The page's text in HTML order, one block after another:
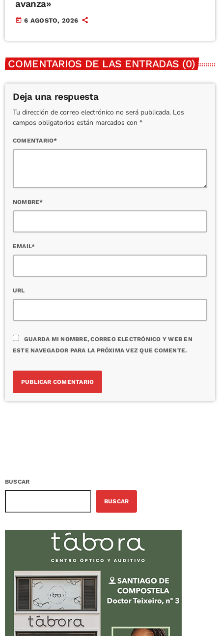
avanza»
today 6 AGOSTO, 2026
COMENTARIOS DE LAS ENTRADAS (0)
Deja una respuesta
Tu dirección de correo electrónico no será publicada. Los
campos obligatorios están marcados con *
COMENTARIO*
NOMBRE*
EMAIL*
URL
GUARDA MI NOMBRE, CORREO ELECTRÓNICO Y WEB EN
ESTE NAVEGADOR PARA LA PRÓXIMA VEZ QUE COMENTE.
BUSCAR
BUSCAR